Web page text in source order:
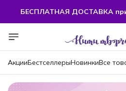
БЕСПЛАТНАЯ ДОСТАВКА при
БЕСПЛАТНАЯ ДОСТАВКА при
АкцииБестселлерыНовинкиВсе